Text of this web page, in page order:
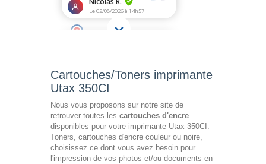
Cartouches/Toners imprimante
Utax 350CI
Nous vous proposons sur notre site de
retrouver toutes les cartouches d'encre
disponibles pour votre imprimante Utax 350CI.
Toners, cartouches d'encre couleur ou noire,
choisissez ce dont vous avez besoin pour
l'impression de vos photos et/ou documents en